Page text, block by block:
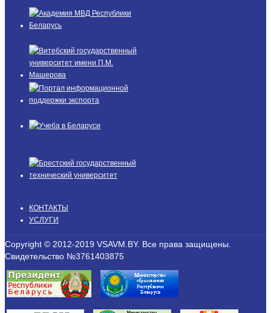
КОНТАКТЫ
УСЛУГИ
Copyright © 2012-2019 VSAVM.BY. Все права защищены.
Свидетельство №3761403875